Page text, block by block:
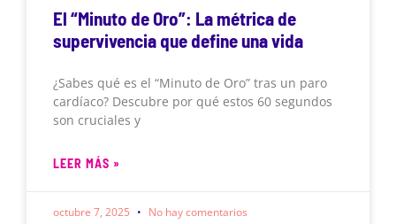
El “Minuto de Oro”: La métrica de
supervivencia que define una vida
¿Sabes qué es el “Minuto de Oro” tras un paro
cardíaco? Descubre por qué estos 60 segundos
son cruciales y
LEER MÁS »
octubre 7, 2025 No hay comentarios